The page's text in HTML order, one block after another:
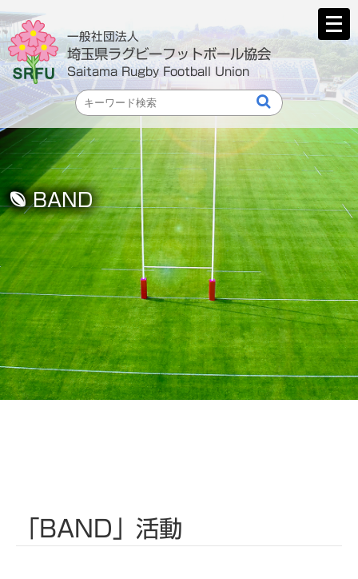
一般社団法人
埼玉県ラグビーフットボール協会
Saitama Rugby Football Union
メ
ニ
ー
を
開
BAND
「BAND」活動